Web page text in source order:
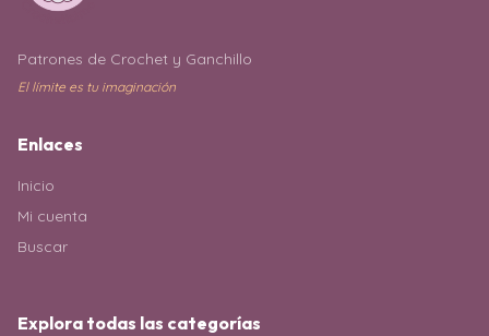
Patrones de Crochet y Ganchillo
El límite es tu imaginación
Enlaces
Inicio
Mi cuenta
Buscar
Explora todas las categorías